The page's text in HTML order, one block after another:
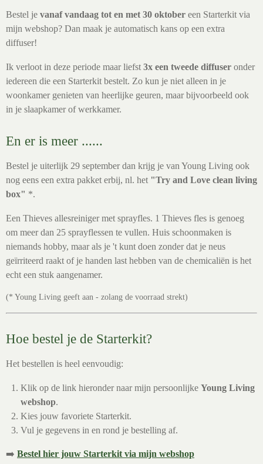
Bestel je vanaf vandaag tot en met 30 oktober een Starterkit via
mijn webshop? Dan maak je automatisch kans op een extra
diffuser!
Ik verloot in deze periode maar liefst 3x een tweede diffuser onder
iedereen die een Starterkit bestelt. Zo kun je niet alleen in je
woonkamer genieten van heerlijke geuren, maar bijvoorbeeld ook
in je slaapkamer of werkkamer.
En er is meer ......
Bestel je uiterlijk 29 september dan krijg je van Young Living ook
nog eens een extra pakket erbij, nl. het "Try and Love clean living
box" *.
Een Thieves allesreiniger met sprayfles. 1 Thieves fles is genoeg
om meer dan 25 sprayflessen te vullen. Huis schoonmaken is
niemands hobby, maar als je 't kunt doen zonder dat je neus
geïrriteerd raakt of je handen last hebben van de chemicaliën is het
echt een stuk aangenamer.
(* Young Living geeft aan - zolang de voorraad strekt)
Hoe bestel je de Starterkit?
Het bestellen is heel eenvoudig:
Klik op de link hieronder naar mijn persoonlijke Young Living
webshop.
Kies jouw favoriete Starterkit.
Vul je gegevens in en rond je bestelling af.
➡️ Bestel hier jouw Starterkit via mijn webshop